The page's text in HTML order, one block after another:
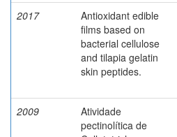
2017
Antioxidant edible
films based on
bacterial cellulose
and tilapia gelatin
skin peptides.
2009
Atividade
pectinolítica de